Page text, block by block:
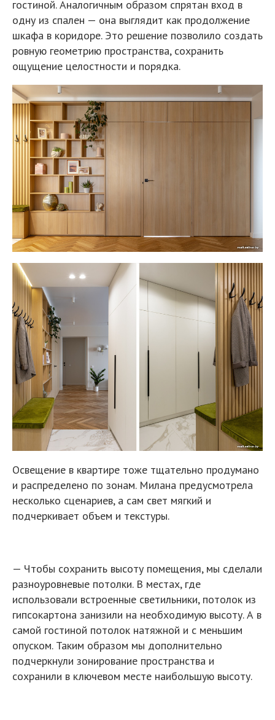
гостиной. Аналогичным образом спрятан вход в
одну из спален — она выглядит как продолжение
шкафа в коридоре. Это решение позволило создать
ровную геометрию пространства, сохранить
ощущение целостности и порядка.
Освещение в квартире тоже тщательно продумано
и распределено по зонам. Милана предусмотрела
несколько сценариев, а сам свет мягкий и
подчеркивает объем и текстуры.
— Чтобы сохранить высоту помещения, мы сделали
разноуровневые потолки. В местах, где
использовали встроенные светильники, потолок из
гипсокартона занизили на необходимую высоту. А в
самой гостиной потолок натяжной и с меньшим
опуском. Таким образом мы дополнительно
подчеркнули зонирование пространства и
сохранили в ключевом месте наибольшую высоту.